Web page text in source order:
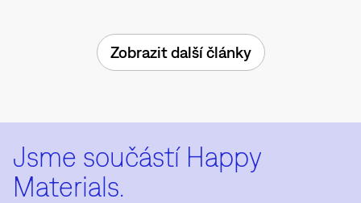
Zobrazit další články
Jsme součástí Happy
Materials.